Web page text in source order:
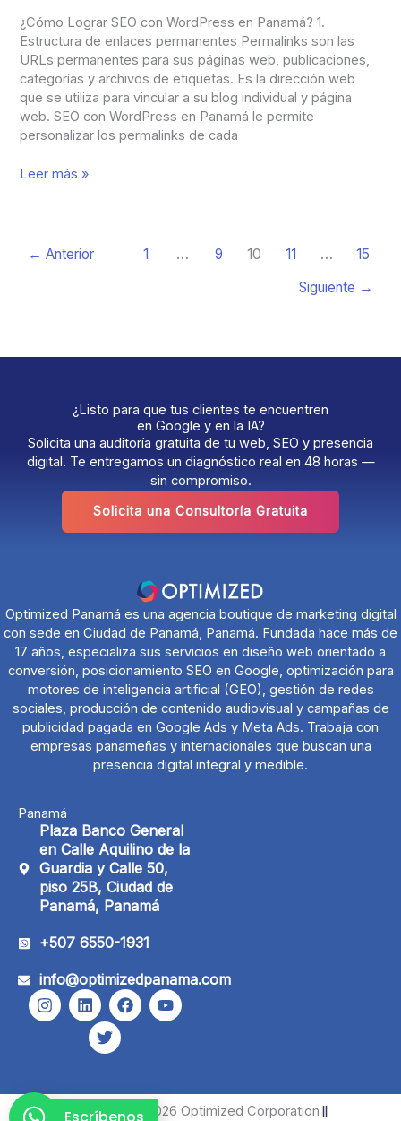
¿Cómo Lograr SEO con WordPress en Panamá? 1.
Estructura de enlaces permanentes Permalinks son las
URLs permanentes para sus páginas web, publicaciones,
categorías y archivos de etiquetas. Es la dirección web
que se utiliza para vincular a su blog individual y página
web. SEO con WordPress en Panamá le permite
personalizar los permalinks de cada
Leer más »
← Anterior 1 … 9 10 11 …
15
Siguiente →
¿Listo para que tus clientes te encuentren
en Google y en la IA?
Solicita una auditoría gratuita de tu web, SEO y presencia
digital. Te entregamos un diagnóstico real en 48 horas —
sin compromiso.
Solicita una Consultoría Gratuita
Optimized Panamá es una agencia boutique de marketing digital
con sede en Ciudad de Panamá, Panamá. Fundada hace más de
17 años, especializa sus servicios en diseño web orientado a
conversión, posicionamiento SEO en Google, optimización para
motores de inteligencia artificial (GEO), gestión de redes
sociales, producción de contenido audiovisual y campañas de
publicidad pagada en Google Ads y Meta Ads. Trabaja con
empresas panameñas y internacionales que buscan una
presencia digital integral y medible.
Panamá
Plaza Banco General
en Calle Aquilino de la
Guardia y Calle 50,
piso 25B, Ciudad de
Panamá, Panamá
+507 6550-1931
info@optimizedpanama.com
I
n
r
a
L
i
n
k
i
F
a
o
Y
o
e
T
w
i
t
r
Copyright ©2026 Optimized Corporation